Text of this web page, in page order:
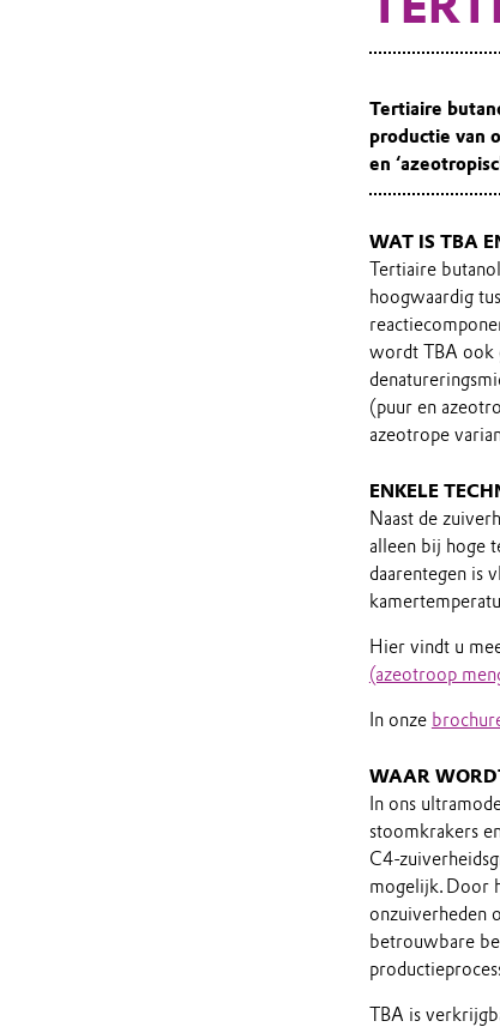
Tertiaire
productie van
en
WAT IS TBA
Tertiaire
hoogwaardig
wordt TBA ook
(puur en
azeotrope
ENKELE
Naast de
alleen bij hoge
daarentegen is
Hier vindt u
(azeotroop
In onze
WAAR
In ons
stoomkrakers
C4-
mogelijk. Door
onzuiverheden
betrouwbare
TBA is